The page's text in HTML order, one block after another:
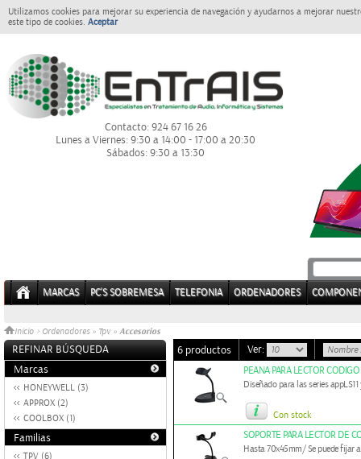
Utilizamos cookies para mejorar su experiencia de navegación y ayudarnos a mejorar
este tipo de cookies. Aceptar
Contacto: 924 67 16 26
Lunes a Viernes: 9:30 a 14:00 - 17:00 a 20:30
Sábados: 9:30 a 13:30
MARCAS PC'S SOBREMESA TELEFONIA ORDENADORES
Inicio > Ordenadores » Tpv » Accesorios
REFINAR BÚSQUEDA
Marcas
HONEYWELL (3)
APPROX (2)
COOLBOX (1)
Familias
TPV (6)
6 productos Ver:
PEANA PARA LECTOR
Diseñado para las series appLS11
Con stock
SOPORTE PARA LECTOR DE
Hasta 70x45mm/ Se puede fijar